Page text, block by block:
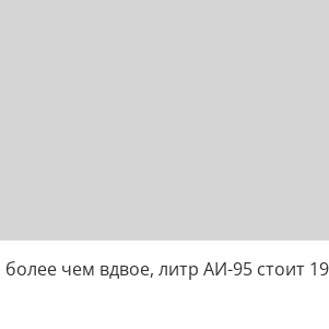
чем вдвое, литр АИ-95 стоит